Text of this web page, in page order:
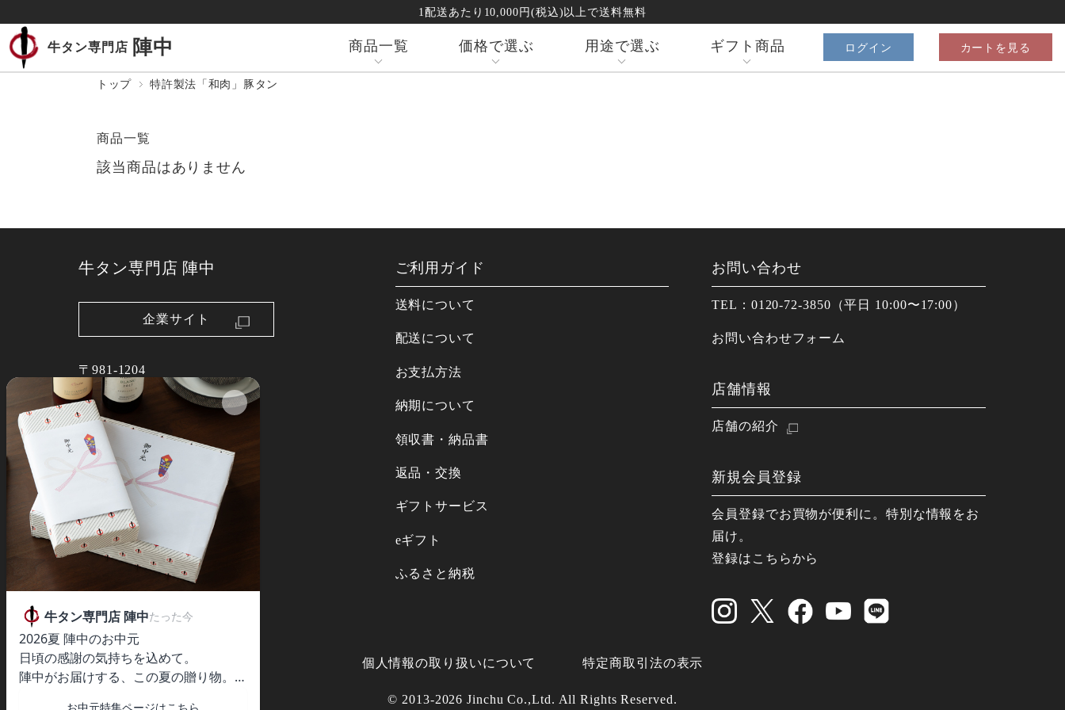
1配送あたり10,000円(税込)以上で送料無料
牛タン専門店 陣中 商品一覧 価格で選ぶ 用途で選ぶ ギフト商品 ログイン カートを見る
トップ 特許製法「和肉」豚タン
商品一覧
該当商品はありません
牛タン専門店 陣中
企業サイト
〒981-1204
宮城県名取市閖上東三丁目9-1
ご利用ガイド
送料について
配送について
お支払方法
納期について
領収書・納品書
返品・交換
ギフトサービス
eギフト
ふるさと納税
お問い合わせ
TEL：0120-72-3850（平日 10:00〜17:00）
お問い合わせフォーム
店舗情報
店舗の紹介
新規会員登録
会員登録でお買物が便利に。特別な情報をお
届け。
登録はこちらから
個人情報の取り扱いについて 特定商取引法の表示
© 2013-2026 Jinchu Co.,Ltd. All Rights Reserved.